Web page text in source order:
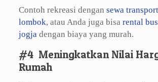
Contoh rekreasi dengan sewa
lombok, atau Anda juga bisa rental
jogjadengan biaya yang murah.
#4 Meningkatkan Nilai
Rumah